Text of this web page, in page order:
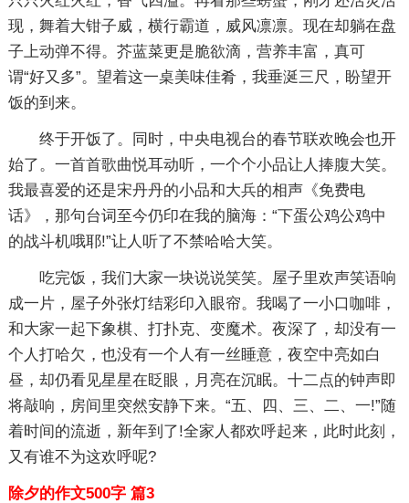
现，舞着大钳子威，横行霸道，威风凛凛。现在却躺在盘
子上动弹不得。芥蓝菜更是脆欲滴，营养丰富，真可
谓“好又多”。望着这一桌美味佳肴，我垂涎三尺，盼望开
饭的到来。
终于开饭了。同时，中央电视台的春节联欢晚会也开
始了。一首首歌曲悦耳动听，一个个小品让人捧腹大笑。
我最喜爱的还是宋丹丹的小品和大兵的相声《免费电
话》，那句台词至今仍印在我的脑海：“下蛋公鸡公鸡中
的战斗机哦耶!”让人听了不禁哈哈大笑。
吃完饭，我们大家一块说说笑笑。屋子里欢声笑语响
成一片，屋子外张灯结彩印入眼帘。我喝了一小口咖啡，
和大家一起下象棋、打扑克、变魔术。夜深了，却没有一
个人打哈欠，也没有一个人有一丝睡意，夜空中亮如白
昼，却仍看见星星在眨眼，月亮在沉眠。十二点的钟声即
将敲响，房间里突然安静下来。“五、四、三、二、一!”随
着时间的流逝，新年到了!全家人都欢呼起来，此时此刻，
又有谁不为这欢呼呢?
除夕的作文500字 篇3